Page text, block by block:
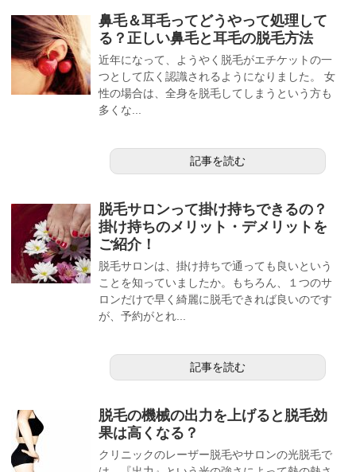
鼻毛＆耳毛ってどうやって処理して
る？正しい鼻毛と耳毛の脱毛方法
近年になって、ようやく脱毛がエチケットの一
つとして広く認識されるようになりました。 女
性の場合は、全身を脱毛してしまうという方も
多くな...
記事を読む
脱毛サロンって掛け持ちできるの？
掛け持ちのメリット・デメリットを
ご紹介！
脱毛サロンは、掛け持ちで通っても良いという
ことを知っていましたか。もちろん、１つのサ
ロンだけで早く綺麗に脱毛できれば良いのです
が、予約がとれ...
記事を読む
脱毛の機械の出力を上げると脱毛効
果は高くなる？
クリニックのレーザー脱毛やサロンの光脱毛で